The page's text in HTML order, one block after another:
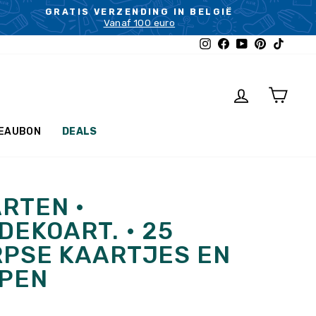
GRATIS VERZENDING IN BELGIË
Vanaf 100 euro
Instagram
Facebook
YouTubePinterest
INLOGGEN
DEALS
•
• 25
KAARTJES EN